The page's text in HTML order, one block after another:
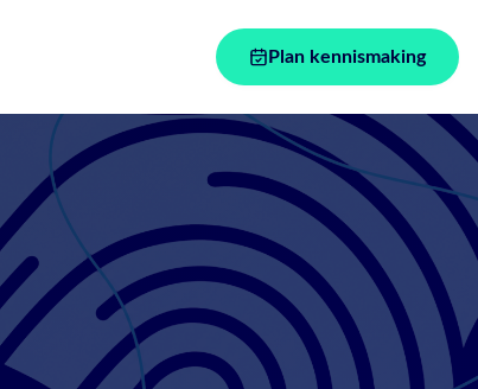
Plan kennismaking